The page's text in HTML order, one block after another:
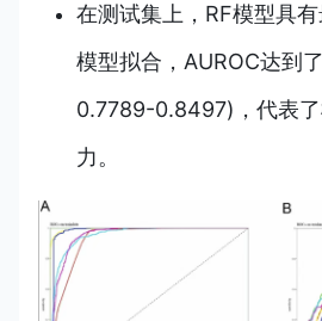
在测试集上，RF模型具
模型拟合，AUROC达到
0.7789-0.8497)，代表
力。